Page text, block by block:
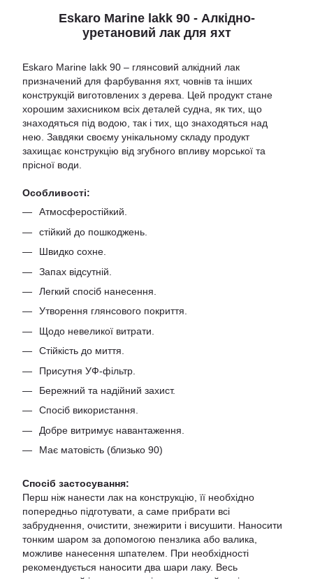
Eskaro Marine lakk 90 - Алкідно-
уретановий лак для яхт
Eskaro Marine lakk 90 – глянсовий алкідний лак
призначений для фарбування яхт, човнів та інших
конструкцій виготовлених з дерева. Цей продукт стане
хорошим захисником всіх деталей судна, як тих, що
знаходяться під водою, так і тих, що знаходяться над
нею. Завдяки своєму унікальному складу продукт
захищає конструкцію від згубного впливу морської та
прісної води.
Особливості:
Атмосферостійкий.
стійкий до пошкоджень.
Швидко сохне.
Запах відсутній.
Легкий спосіб нанесення.
Утворення глянсового покриття.
Щодо невеликої витрати.
Стійкість до миття.
Присутня УФ-фільтр.
Бережний та надійний захист.
Спосіб використання.
Добре витримує навантаження.
Має матовість (близько 90)
Спосіб застосування:
Перш ніж нанести лак на конструкцію, її необхідно
попередньо підготувати, а саме прибрати всі
забруднення, очистити, знежирити і висушити. Наносити
тонким шаром за допомогою пензлика або валика,
можливе нанесення шпателем. При необхідності
рекомендується наносити два шари лаку. Весь